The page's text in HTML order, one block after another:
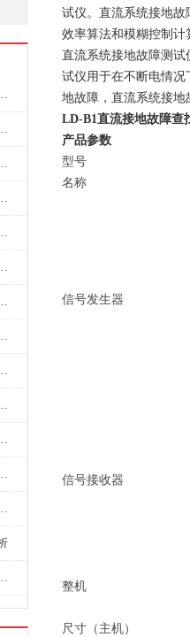
充不满、放不完怎么办？
房基站变电站铅酸蓄电池维护检测应用
分析与电池健康状态智能评估功能详解
合测试仪判断落后电池的方法与标准
测试仪测试规范与精度校准方法详解
地使用蓄电池智能活化仪？
设备中的创新应用，确保蓄电池性能与可靠性
：从接线设置到充放电参数设定的安全规范
、放电、检测三功能集成设备
对电动汽车电池有帮助吗？
健康管理提供一站式解决方案
复电池性能，延长蓄电池使用寿命
维护，提升电池健康状态
，让电池检测变得简单又快捷！
试仪。直流系统接地
效率算法和模糊控制
直流系统接地故障测
试仪用于在不断电情
地故障，直流系统接
LD-B1直流接地故障查
产品参数
型号
名称
信号发生器
信号接收器
整机
尺寸（主机）